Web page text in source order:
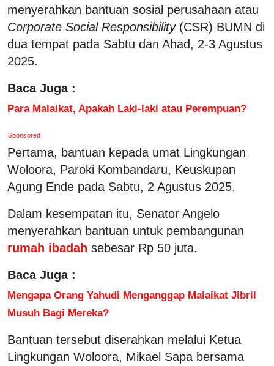
menyerahkan bantuan sosial perusahaan atau
Corporate Social Responsibility(CSR) BUMN di
dua tempat pada Sabtu dan Ahad, 2-3 Agustus
2025.
Baca Juga :
Para Malaikat, Apakah Laki-laki atau Perempuan?
Sponsored
Pertama, bantuan kepada umat Lingkungan
Woloora, Paroki Kombandaru, Keuskupan
Agung Ende pada Sabtu, 2 Agustus 2025.
Dalam kesempatan itu, Senator Angelo
menyerahkan bantuan untuk pembangunan
rumah ibadah sebesar Rp 50 juta.
Baca Juga :
Mengapa Orang Yahudi Menganggap Malaikat Jibril
Musuh Bagi Mereka?
Bantuan tersebut diserahkan melalui Ketua
Lingkungan Woloora, Mikael Sapa bersama